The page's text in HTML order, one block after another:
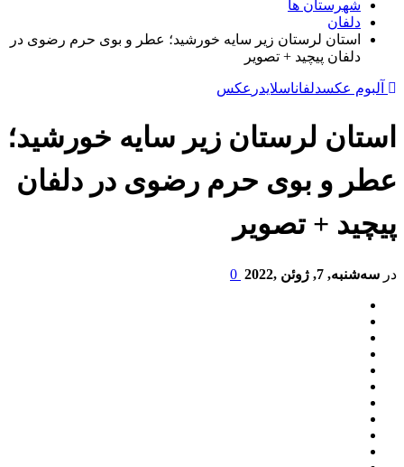
شهرستان ها
دلفان
استان لرستان زیر سایه خورشید؛ عطر و بوی حرم رضوی در
دلفان پیچید + تصویر
آلبوم عکسدلفاناسلایدر عكس
استان لرستان زیر سایه خورشید؛
عطر و بوی حرم رضوی در دلفان
پیچید + تصویر
در سه‌شنبه, 7, ژوئن ,2022